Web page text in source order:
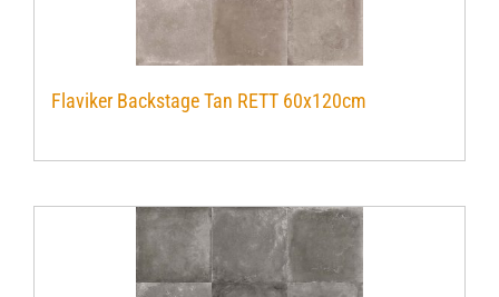
Aanbiedingen
Onderhoudsmiddelen
Verwerkingsmaterialen
Over ons
Flaviker Backstage Tan RETT 60x120cm